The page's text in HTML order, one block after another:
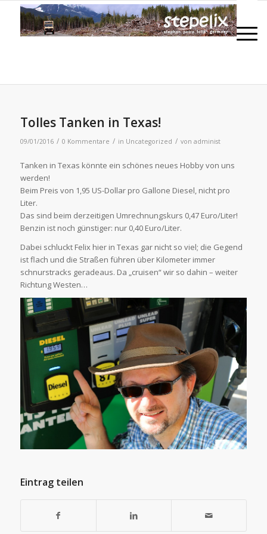
Tolles Tanken in Texas!
09/01/2016 / 0 Kommentare / in Uncategorized / von administ
Tanken in Texas könnte ein schönes neues Hobby von uns
werden!
Beim Preis von 1,95 US-Dollar pro Gallone Diesel, nicht pro
Liter.
Das sind beim derzeitigen Umrechnungskurs 0,47 Euro/Liter!
Benzin ist noch günstiger: nur 0,40 Euro/Liter.
Dabei schluckt Felix hier in Texas gar nicht so viel; die Gegend
ist flach und die Straßen führen über Kilometer immer
schnurstracks geradeaus. Da „cruisen“ wir so dahin – weiter
Richtung Westen…
Eintrag teilen